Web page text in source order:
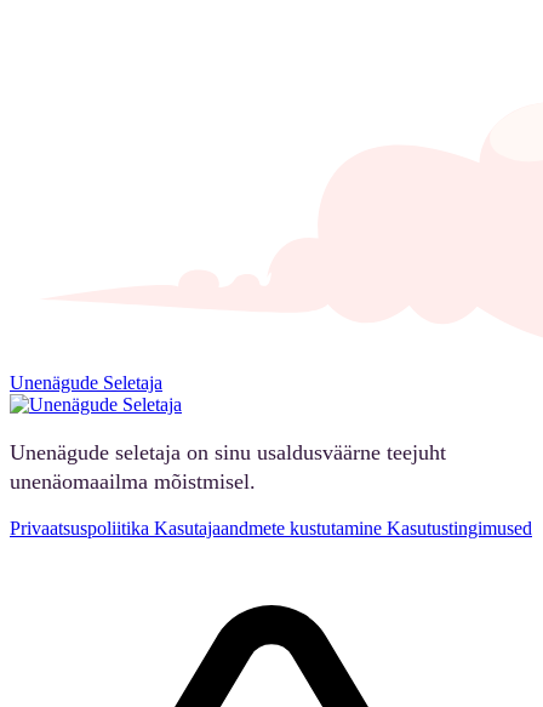
Unenägude Seletaja
Unenägude seletaja on sinu usaldusväärne teejuht
unenäomaailma mõistmisel.
Privaatsuspoliitika Kasutajaandmete kustutamine Kasutustingimused